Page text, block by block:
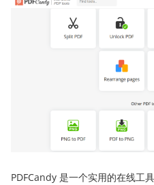
PDFCandy 是一个实用的在线工